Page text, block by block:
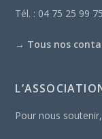
Tél. : 04 75 25 99 75
→ Tous nos
Pour nous soutenir,